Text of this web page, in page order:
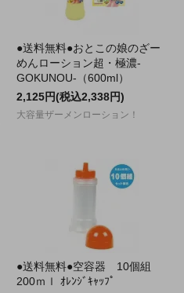
●送料無料●おとこの娘のざー
めんローション超・極濃-
GOKUNOU-（600ml）
2,125円(税込2,338円)
大容量ザーメンローション！
●送料無料●空容器 10個組
200ｍｌ ｵﾚﾝｼﾞｷｬｯﾌﾟ